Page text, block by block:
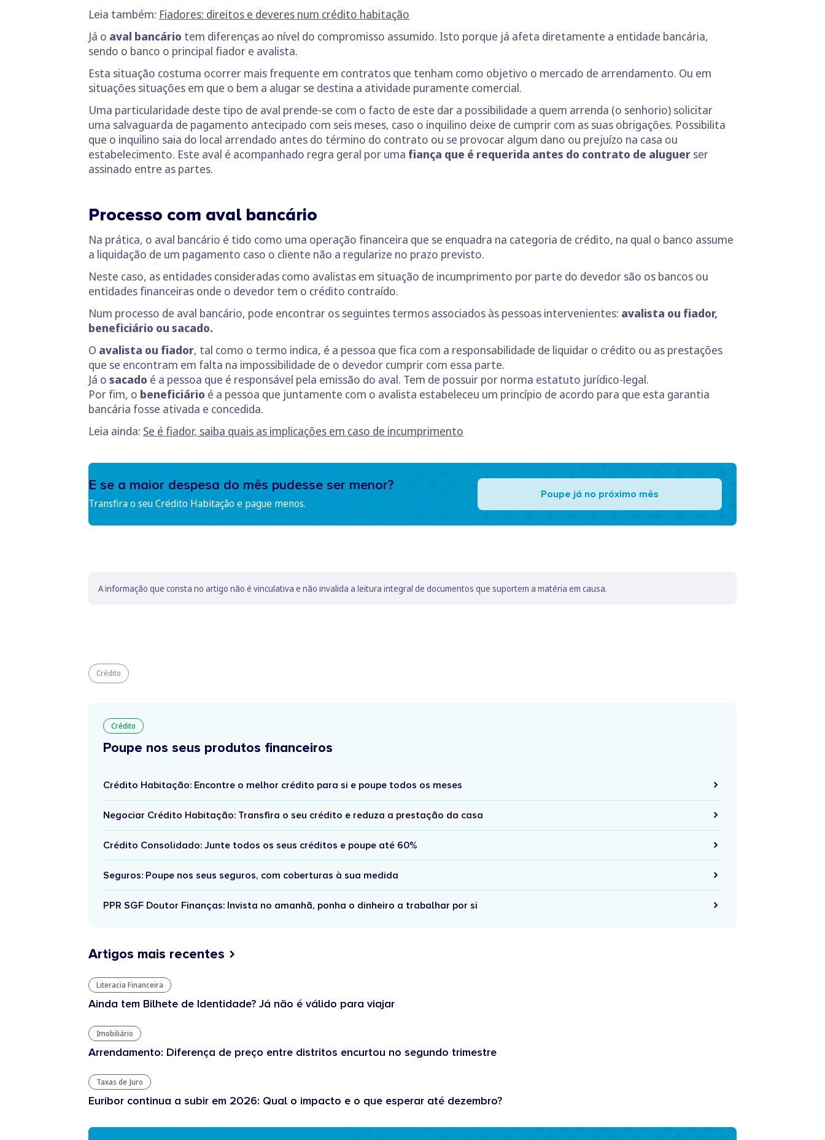
Leia também: Fiadores: direitos e deveres num crédito habitação
Já o aval bancário tem diferenças ao nível do compromisso assumido. Isto porque já afeta diretamente a entidade bancária,
sendo o banco o principal fiador e avalista.
Esta situação costuma ocorrer mais frequente em contratos que tenham como objetivo o mercado de arrendamento. Ou em
situações situações em que o bem a alugar se destina a atividade puramente comercial.
Uma particularidade deste tipo de aval prende-se com o facto de este dar a possibilidade a quem arrenda (o senhorio) solicitar
uma salvaguarda de pagamento antecipado com seis meses, caso o inquilino deixe de cumprir com as suas obrigações. Possibilita
que o inquilino saia do local arrendado antes do término do contrato ou se provocar algum dano ou prejuízo na casa ou
estabelecimento. Este aval é acompanhado regra geral por uma fiança que é requerida antes do contrato de aluguer ser
assinado entre as partes.
Processo com aval bancário
Na prática, o aval bancário é tido como uma operação financeira que se enquadra na categoria de crédito, na qual o banco assume
a liquidação de um pagamento caso o cliente não a regularize no prazo previsto.
Neste caso, as entidades consideradas como avalistas em situação de incumprimento por parte do devedor são os bancos ou
entidades financeiras onde o devedor tem o crédito contraído.
Num processo de aval bancário, pode encontrar os seguintes termos associados às pessoas intervenientes: avalista ou fiador,
beneficiário ou sacado.
O avalista ou fiador, tal como o termo indica, é a pessoa que fica com a responsabilidade de liquidar o crédito ou as prestações
que se encontram em falta na impossibilidade de o devedor cumprir com essa parte.
Já o sacado é a pessoa que é responsável pela emissão do aval. Tem de possuir por norma estatuto jurídico-legal.
Por fim, o beneficiário é a pessoa que juntamente com o avalista estabeleceu um princípio de acordo para que esta garantia
bancária fosse ativada e concedida.
Leia ainda: Se é fiador, saiba quais as implicações em caso de incumprimento
E se a maior despesa do mês pudesse ser menor?
Transfira o seu Crédito Habitação e pague menos.
Poupe já no próximo mês
A informação que consta no artigo não é vinculativa e não invalida a leitura integral de documentos que suportem a matéria em causa.
Crédito
Crédito
Poupe nos seus produtos financeiros
Crédito Habitação: Encontre o melhor crédito para si e poupe todos os meses
Negociar Crédito Habitação: Transfira o seu crédito e reduza a prestação da casa
Crédito Consolidado: Junte todos os seus créditos e poupe até 60%
Seguros: Poupe nos seus seguros, com coberturas à sua medida
PPR SGF Doutor Finanças: Invista no amanhã, ponha o dinheiro a trabalhar por si
Artigos mais recentes
Literacia Financeira
Ainda tem Bilhete de Identidade? Já não é válido para viajar
Imobiliário
Arrendamento: Diferença de preço entre distritos encurtou no segundo trimestre
Taxas de Juro
Euribor continua a subir em 2026: Qual o impacto e o que esperar até dezembro?